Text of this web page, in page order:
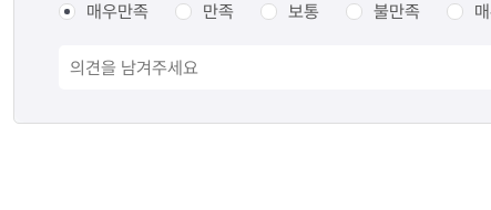
매우만족 만족 보통 불만족